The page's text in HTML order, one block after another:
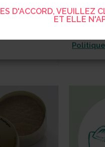
D'ACCORD, VEUILLEZ
ET ELLE
de vache